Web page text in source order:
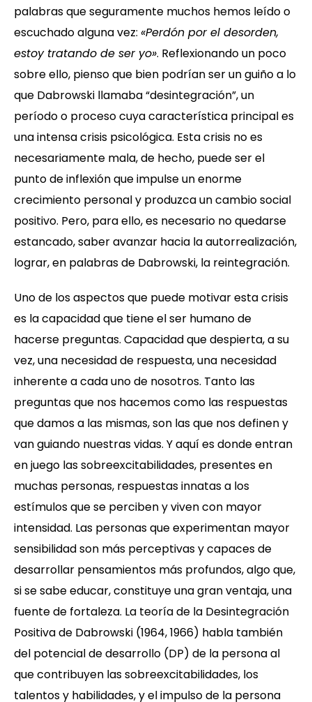
palabras que seguramente muchos hemos leído o
escuchado alguna vez: «Perdón por el desorden,
estoy tratando de ser yo». Reflexionando un poco
sobre ello, pienso que bien podrían ser un guiño a lo
que Dabrowski llamaba “desintegración”, un
período o proceso cuya característica principal es
una intensa crisis psicológica. Esta crisis no es
necesariamente mala, de hecho, puede ser el
punto de inflexión que impulse un enorme
crecimiento personal y produzca un cambio social
positivo. Pero, para ello, es necesario no quedarse
estancado, saber avanzar hacia la autorrealización,
lograr, en palabras de Dabrowski, la reintegración.
Uno de los aspectos que puede motivar esta crisis
es la capacidad que tiene el ser humano de
hacerse preguntas. Capacidad que despierta, a su
vez, una necesidad de respuesta, una necesidad
inherente a cada uno de nosotros. Tanto las
preguntas que nos hacemos como las respuestas
que damos a las mismas, son las que nos definen y
van guiando nuestras vidas. Y aquí es donde entran
en juego las sobreexcitabilidades, presentes en
muchas personas, respuestas innatas a los
estímulos que se perciben y viven con mayor
intensidad. Las personas que experimentan mayor
sensibilidad son más perceptivas y capaces de
desarrollar pensamientos más profundos, algo que,
si se sabe educar, constituye una gran ventaja, una
fuente de fortaleza. La teoría de la Desintegración
Positiva de Dabrowski (1964, 1966) habla también
del potencial de desarrollo (DP) de la persona al
que contribuyen las sobreexcitabilidades, los
talentos y habilidades, y el impulso de la persona